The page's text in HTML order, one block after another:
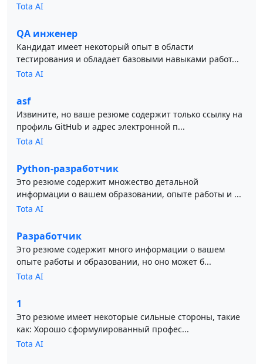
Tota AI
QA инженер
Кандидат имеет некоторый опыт в области
тестирования и обладает базовыми навыками работ...
Tota AI
asf
Извините, но ваше резюме содержит только ссылку на
профиль GitHub и адрес электронной п...
Tota AI
Python-разработчик
Это резюме содержит множество детальной
информации о вашем образовании, опыте работы и ...
Tota AI
Разработчик
Это резюме содержит много информации о вашем
опыте работы и образовании, но оно может б...
Tota AI
1
Это резюме имеет некоторые сильные стороны, такие
как: Хорошо сформулированный профес...
Tota AI